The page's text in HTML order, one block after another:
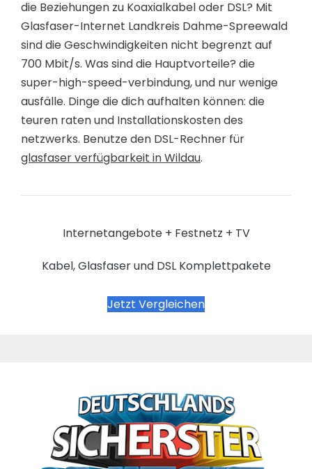
die Beziehungen zu Koaxialkabel oder DSL? Mit
Glasfaser-Internet Landkreis Dahme-Spreewald
sind die Geschwindigkeiten nicht begrenzt auf
700 Mbit/s. Was sind die Hauptvorteile? die
super-high-speed-verbindung, und nur wenige
ausfälle. Dinge die dich aufhalten können: die
teuren raten und Installationskosten des
netzwerks. Benutze den DSL-Rechner für
glasfaser verfügbarkeit in Wildau.
Internetangebote + Festnetz + TV
Kabel, Glasfaser und DSL Komplettpakete
Jetzt Vergleichen